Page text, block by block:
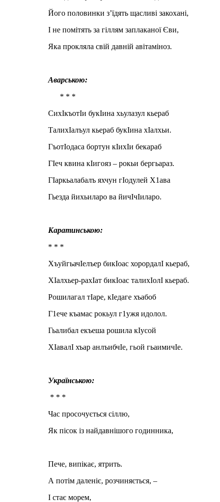
Його половинки з’їдять щасливі закохані,
І не помітять за гіллям заплаканої Єви,
Яка прокляла свій давній авітаміноз.
Аварською:
* * *
СихIкъотIи букIина хьулазул кьераб
ТалихIалъул кьераб букIина хIалхьи.
ГъотIодаса бортун кIихIи бекараб
ГIеч квина кIигояз – рокьи бергьараз.
ГIаркьалабалъ яхчун гIодулей Х1ава
Гьезда йихьиларо ва йичIчIиларо.
Каратинською:
* * *
ХъуйгьачIелъер бикIоас хорордалI кьераб,
ХIалхьер-рахIат бикIоас талихIолI кьераб.
Рошилагал тIаре, кIедаге хъабоб
Г1ече къамас рокьул г1ужя идолол.
Гьалибал екъеша рошила кIусой
ХIавалI хъар анлъибчIе, гьой гьаимичIе.
Українською:
* * *
Час просочується сіллю,
Як пісок із найдавнішого годинника,
Пече, випікає, ятрить.
А потім даленіє, розчиняється, –
І стає морем,